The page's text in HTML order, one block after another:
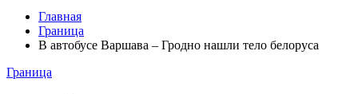
Главная
Граница
В автобусе Варшава – Гродно нашли тело белоруса
Граница